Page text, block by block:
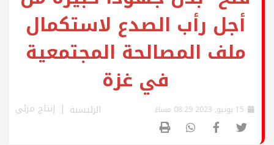
أجل رأب الصدع لاستكمال
ملف المصالحة المجتمعية
في غزة
الرئيسية إنتاج مرئي